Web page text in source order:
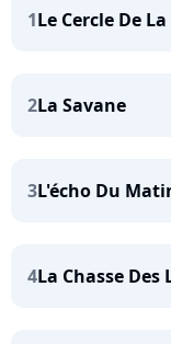
1Le Cercle De
2La Savane
3L'écho Du
4La Chasse Des